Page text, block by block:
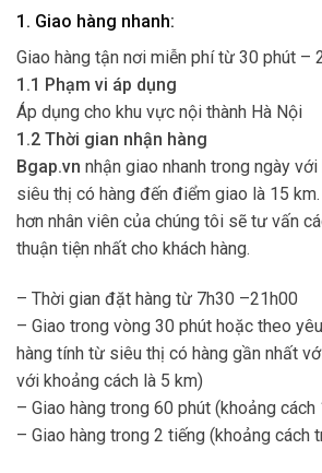
1. Giao hàng nhanh:
Giao hàng tận nơi miễn phí từ 30 phút –
1.1 Phạm vi áp dụng
Áp dụng cho khu vực nội thành Hà Nội
1.2 Thời gian nhận hàng
Bgap.vn nhận giao nhanh trong ngày
siêu thị có hàng đến điểm giao là 15
hơn nhân viên của chúng tôi sẽ tư vấn
thuận tiện nhất cho khách hàng.
– Thời gian đặt hàng từ 7h30 –21h00
– Giao trong vòng 30 phút hoặc theo
hàng tính từ siêu thị có hàng gần nhất
với khoảng cách là 5 km)
– Giao hàng trong 60 phút (khoảng cách
– Giao hàng trong 2 tiếng (khoảng cách